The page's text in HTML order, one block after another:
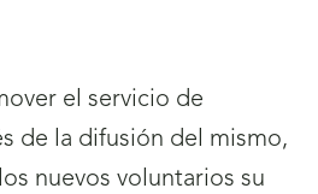
el servicio de
de la difusión del mismo,
nuevos voluntarios su